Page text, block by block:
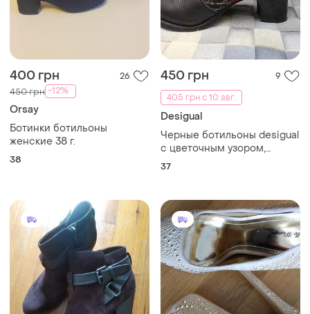
400 грн 26
450 грн -12%
Orsay
Ботинки ботильоны
женские 38 г.
38
450 грн
9
405 грн с 10 авг.
Desigual
Черные ботильоны desigual
с цветочным узором,
размер 37
37